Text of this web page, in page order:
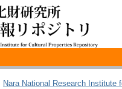
Nara National Research Institute